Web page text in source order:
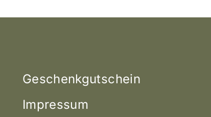
Geschenkgutschein
Impressum